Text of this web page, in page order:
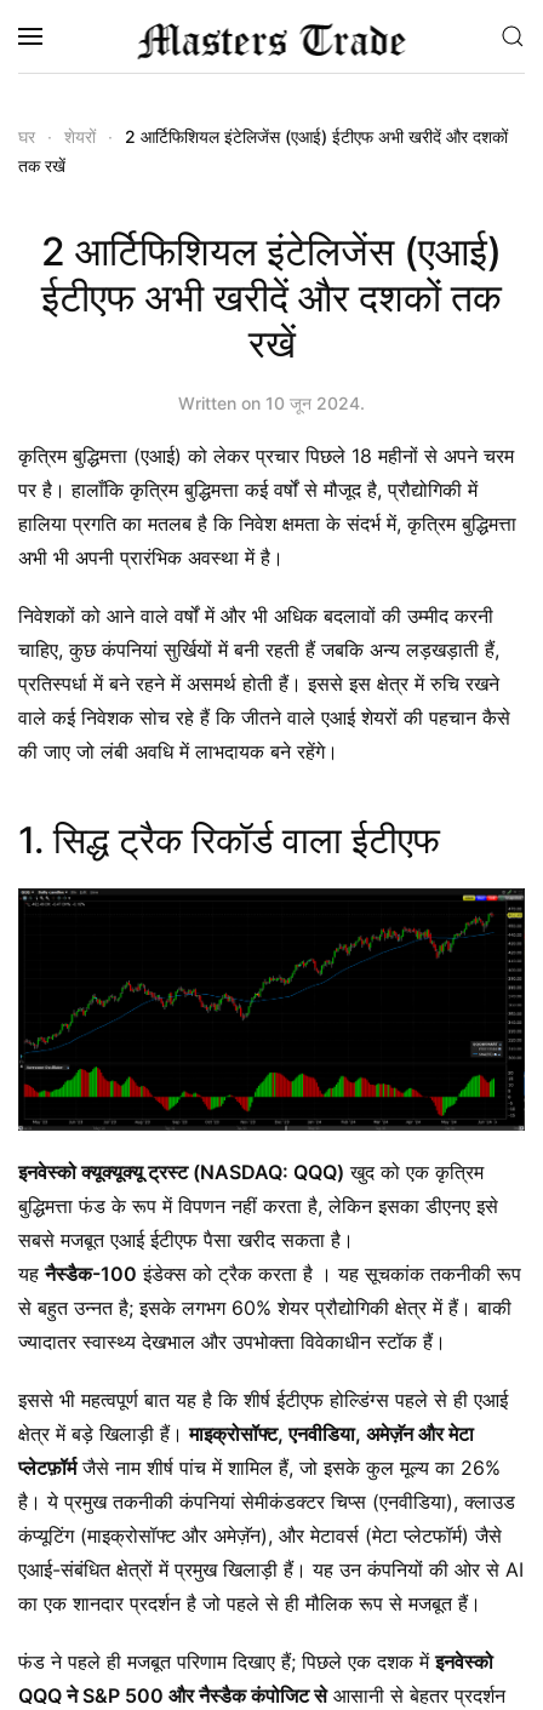
Skip to main content
घर शेयरों
2 आर्टिफिशियल इंटेलिजेंस (एआई) ईटीएफ अभी खरीदें और दशकों
तक रखें
2 आर्टिफिशियल इंटेलिजेंस (एआई)
ईटीएफ अभी खरीदें और दशकों तक
रखें
Written on 10 जून 2024.
कृत्रिम बुद्धिमत्ता (एआई) को लेकर प्रचार पिछले 18 महीनों से अपने चरम
पर है। हालाँकि कृत्रिम बुद्धिमत्ता कई वर्षों से मौजूद है, प्रौद्योगिकी में
हालिया प्रगति का मतलब है कि निवेश क्षमता के संदर्भ में, कृत्रिम बुद्धिमत्ता
अभी भी अपनी प्रारंभिक अवस्था में है।
निवेशकों को आने वाले वर्षों में और भी अधिक बदलावों की उम्मीद करनी
चाहिए, कुछ कंपनियां सुर्खियों में बनी रहती हैं जबकि अन्य लड़खड़ाती हैं,
प्रतिस्पर्धा में बने रहने में असमर्थ होती हैं। इससे इस क्षेत्र में रुचि रखने
वाले कई निवेशक सोच रहे हैं कि जीतने वाले एआई शेयरों की पहचान कैसे
की जाए जो लंबी अवधि में लाभदायक बने रहेंगे।
1. सिद्ध ट्रैक रिकॉर्ड वाला ईटीएफ
इनवेस्को क्यूक्यूक्यू ट्रस्ट (NASDAQ: QQQ) खुद को एक कृत्रिम
बुद्धिमत्ता फंड के रूप में विपणन नहीं करता है, लेकिन इसका डीएनए इसे
सबसे मजबूत एआई ईटीएफ पैसा खरीद सकता है।
यहनैस्डैक-100 इंडेक्स को ट्रैक करता है । यह सूचकांक तकनीकी रूप
से बहुत उन्नत है; इसके लगभग 60% शेयर प्रौद्योगिकी क्षेत्र में हैं। बाकी
ज्यादातर स्वास्थ्य देखभाल और उपभोक्ता विवेकाधीन स्टॉक हैं।
इससे भी महत्वपूर्ण बात यह है कि शीर्ष ईटीएफ होल्डिंग्स पहले से ही एआई
क्षेत्र में बड़े खिलाड़ी हैं।माइक्रोसॉफ्ट, एनवीडिया, अमेज़ॅन और मेटा
प्लेटफ़ॉर्मजैसे नाम शीर्ष पांच में शामिल हैं, जो इसके कुल मूल्य का 26%
है। ये प्रमुख तकनीकी कंपनियां सेमीकंडक्टर चिप्स (एनवीडिया), क्लाउड
कंप्यूटिंग (माइक्रोसॉफ्ट और अमेज़ॅन), और मेटावर्स (मेटा प्लेटफॉर्म) जैसे
एआई-संबंधित क्षेत्रों में प्रमुख खिलाड़ी हैं। यह उन कंपनियों की ओर से AI
का एक शानदार प्रदर्शन है जो पहले से ही मौलिक रूप से मजबूत हैं।
फंड ने पहले ही मजबूत परिणाम दिखाए हैं; पिछले एक दशक मेंइनवेस्को
QQQ नेS&P 500 और नैस्डैक कंपोजिट सेआसानी से बेहतर प्रदर्शन